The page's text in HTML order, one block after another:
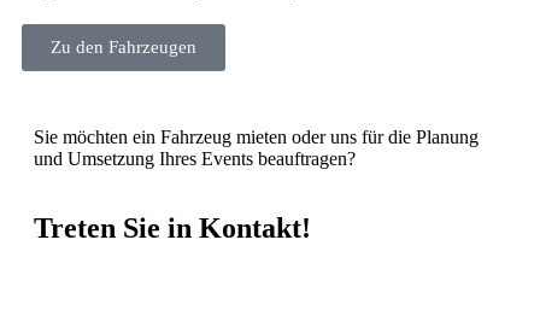
Zu den Fahrzeugen
Sie möchten ein Fahrzeug mieten oder uns für die Planung
und Umsetzung Ihres Events beauftragen?
Treten Sie in Kontakt!